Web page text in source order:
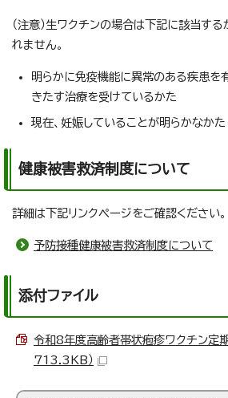
（注意）生ワクチンの場合は下記に該当す
れません。
明らかに免疫機能に異常のある疾患を
きたす治療を受けているかた
現在、妊娠していることが明らかなかた
健康被害救済制度について
詳細は下記リンクページをご確認ください。
予防接種健康被害救済制度について
添付ファイル
令和8年度高齢者帯状疱疹ワクチン定
713.3KB）